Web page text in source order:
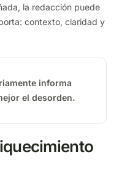
la redacción puede
contexto, claridad y
informa
el desorden.